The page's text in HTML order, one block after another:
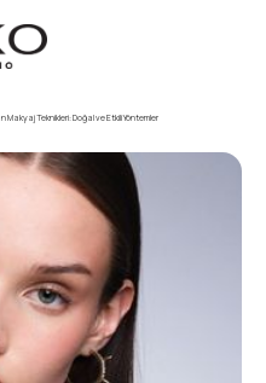
Makyaj Teknikleri: Doğal ve Etkili Yöntemler